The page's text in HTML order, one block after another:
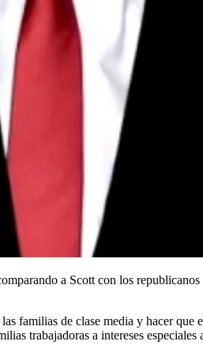
a Scott con los
familias de clase media y hacer que
trabajadoras a intereses